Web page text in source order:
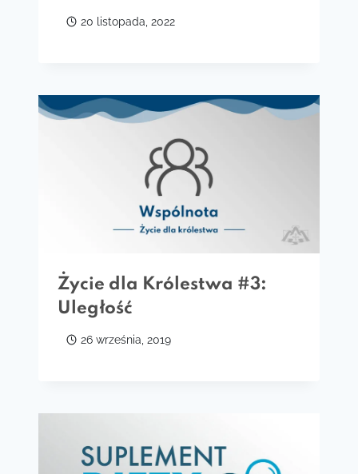
20 listopada, 2022
Życie dla Królestwa #3:
Uległość
26 września, 2019